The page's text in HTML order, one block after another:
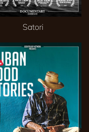
Satori